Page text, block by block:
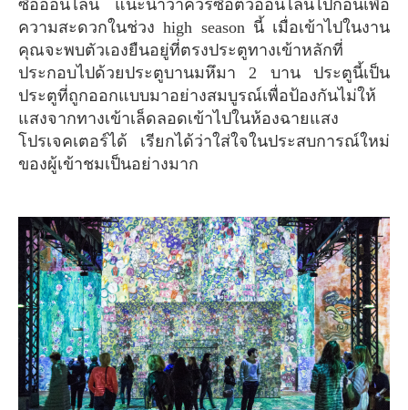
ซื้อออนไลน์ แนะนำว่าควรซื้อตั๋วออนไลน์ไปก่อนเพื่อ
ความสะดวกในช่วง high season นี้ เมื่อเข้าไปในงาน
คุณจะพบตัวเองยืนอยู่ที่ตรงประตูทางเข้าหลักที่
ประกอบไปด้วยประตูบานมหึมา 2 บาน ประตูนี้เป็น
ประตูที่ถูกออกแบบมาอย่างสมบูรณ์เพื่อป้องกันไม่ให้
แสงจากทางเข้าเล็ดลอดเข้าไปในห้องฉายแสง
โปรเจคเตอร์ได้ เรียกได้ว่าใส่ใจในประสบการณ์ใหม่
ของผู้เข้าชมเป็นอย่างมาก